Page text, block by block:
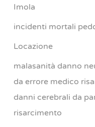
Imola
incidenti mortali
Locazione
malasanità danno
da errore medico
danni cerebrali da
risarcimento